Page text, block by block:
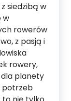
siedzibą w
w
rowerów
z pasją i
rowery,
planety
potrzeb